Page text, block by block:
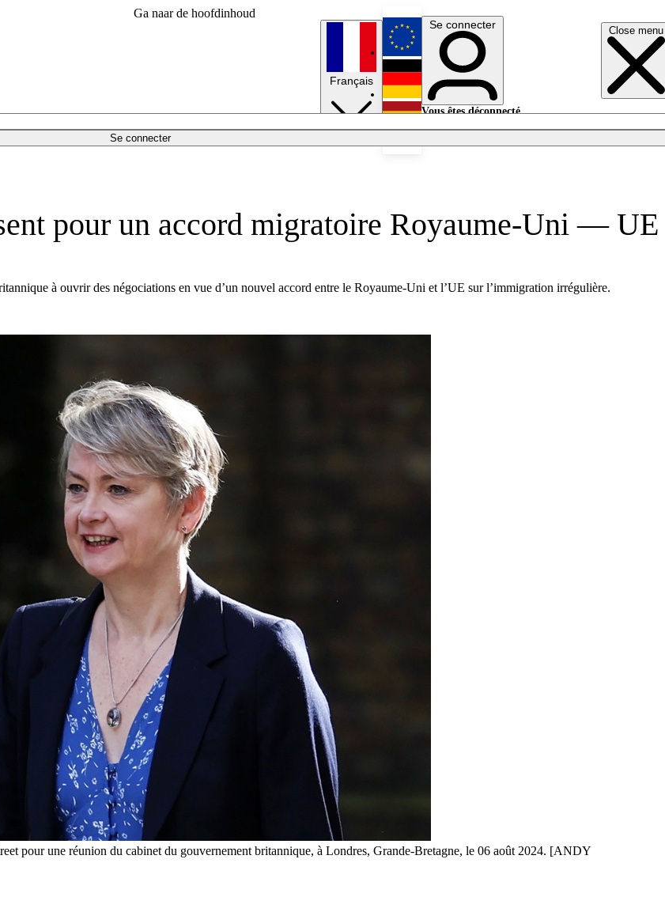
Ga naar de hoofdinhoud
Close menu
Se connecter
Français
English
Deutsch
Se connecter
Vous êtes déconnecté.
pour un accord migratoire Royaume-Uni — UE
à ouvrir des négociations en vue d’un nouvel accord entre le Royaume-Uni et l’UE sur l’immigration irrégulière.
pour une réunion du cabinet du gouvernement britannique, à Londres, Grande-Bretagne, le 06 août 2024. [ANDY